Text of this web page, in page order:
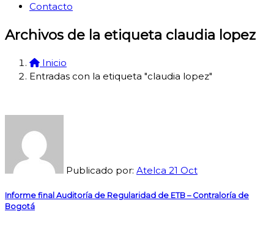
Contacto
Archivos de la etiqueta claudia lopez
Inicio
Entradas con la etiqueta "claudia lopez"
Publicado por: Atelca 21 Oct
Informe final Auditoría de Regularidad de ETB – Contraloría de
Bogotá